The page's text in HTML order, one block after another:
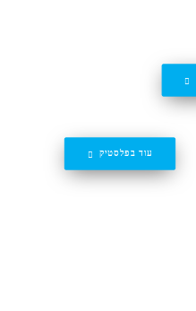
עוד בפלסטיק